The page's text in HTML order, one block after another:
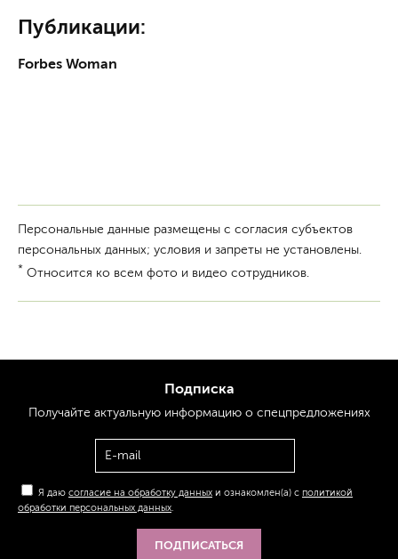
Публикации:
Forbes Woman
Персональные данные размещены с согласия субъектов
персональных данных; условия и запреты не установлены.
* Относится ко всем фото и видео сотрудников.
Подписка
Получайте актуальнуюинформациюо спецпредложениях
Я даю согласие на обработку данных и ознакомлен(а) с политикой
обработки персональных данных
ПОДПИСАТЬСЯ